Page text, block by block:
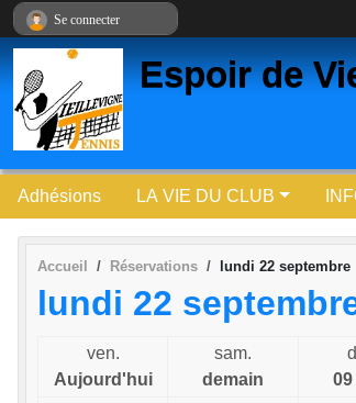
Espoir de
Adhésions LA VIE DU CLUB
Accueil Réservations lundi 22 septembre
lundi 22
ven.
Aujourd'hui
sam.
demain
Se connecter
Panneau de gestion des cookies